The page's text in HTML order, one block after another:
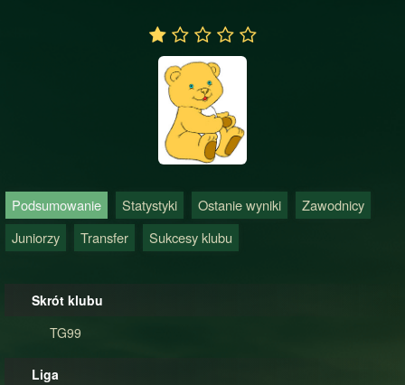
Podsumowanie Statystyki Ostanie wyniki
Zawodnicy
Juniorzy
Transfer Sukcesy klubu
Skrót klubu
TG99
Liga